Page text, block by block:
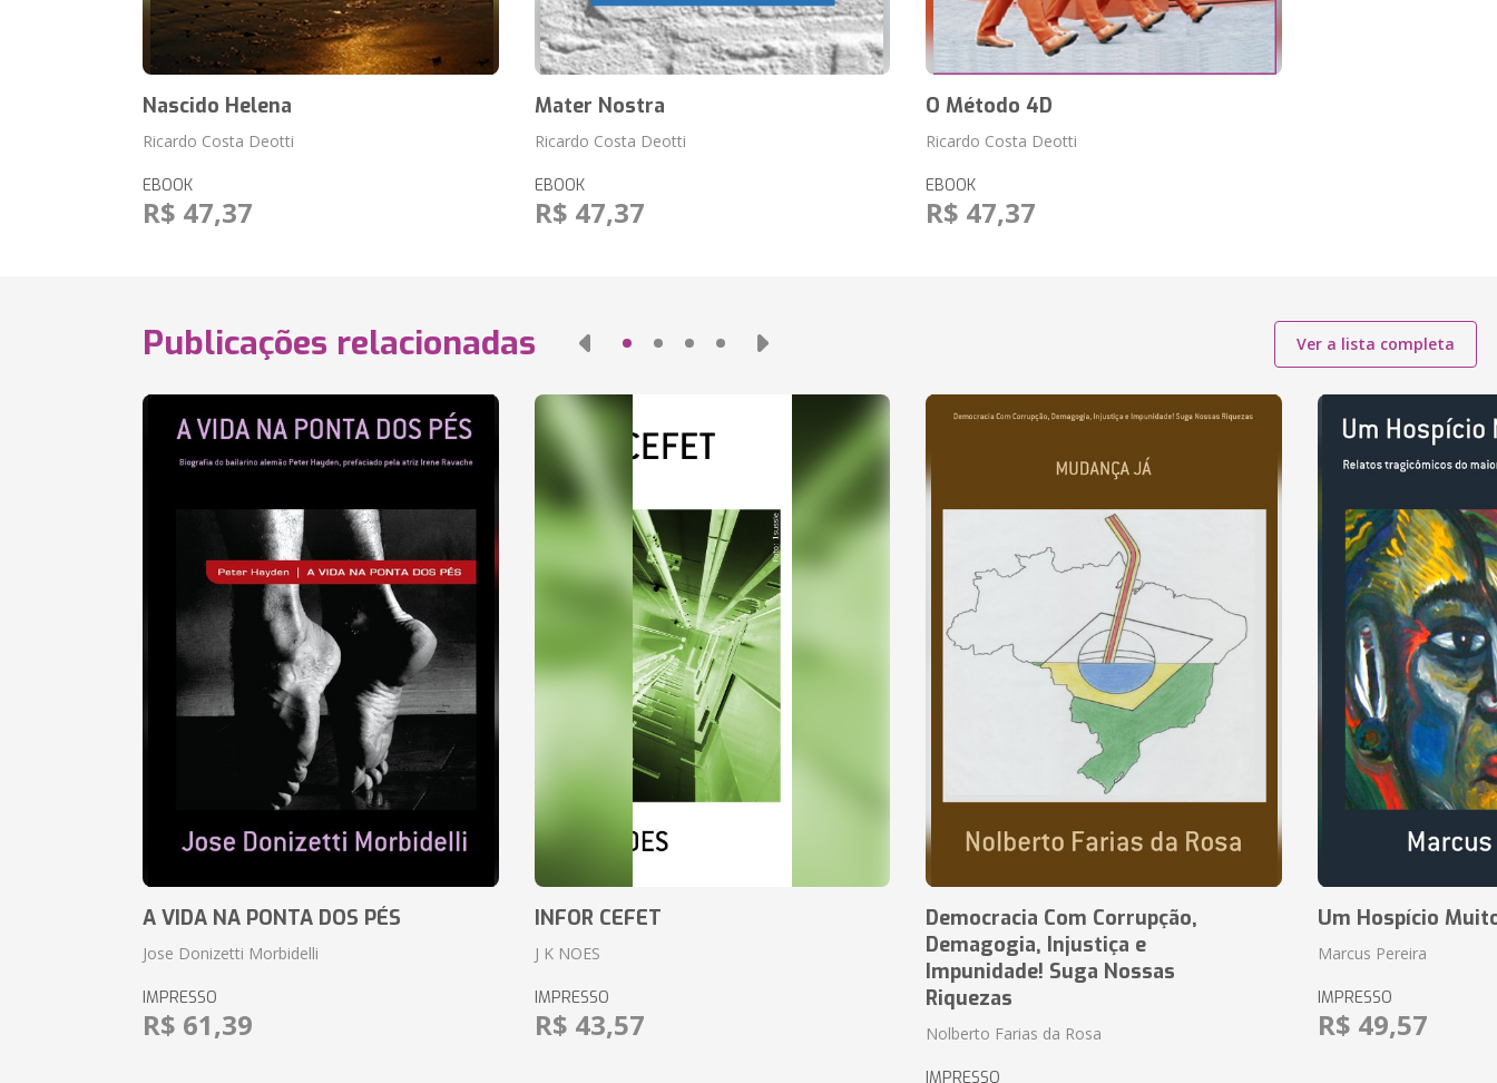
Nascido Helena
Ricardo Costa Deotti
EBOOK
R$ 47,37
Mater Nostra
Ricardo Costa Deotti
EBOOK
R$ 47,37
O Método 4D
Ricardo Costa Deotti
EBOOK
R$ 47,37
Publicações relacionadas Ver a lista completa
A VIDA NA PONTA DOS PÉS
Jose Donizetti Morbidelli
IMPRESSO
R$ 61,39
INFOR CEFET
J K NOES
IMPRESSO
R$ 43,57
Democracia Com Corrupção,
Demagogia, Injustiça e
Impunidade! Suga Nossas
Riquezas
Nolberto Farias da Rosa
IMPRESSO
Um Hospício
Marcus Pereira
IMPRESSO
R$ 49,57